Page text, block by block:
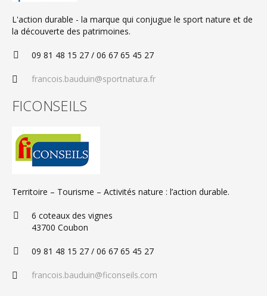
L'action durable - la marque qui conjugue le sport nature et de
la découverte des patrimoines.
09 81 48 15 27 / 06 67 65 45 27
francois.bauduin@sportnatura.fr
FICONSEILS
Territoire – Tourisme – Activités nature : l’action durable.
6 coteaux des vignes
43700 Coubon
09 81 48 15 27 / 06 67 65 45 27
francois.bauduin@ficonseils.com